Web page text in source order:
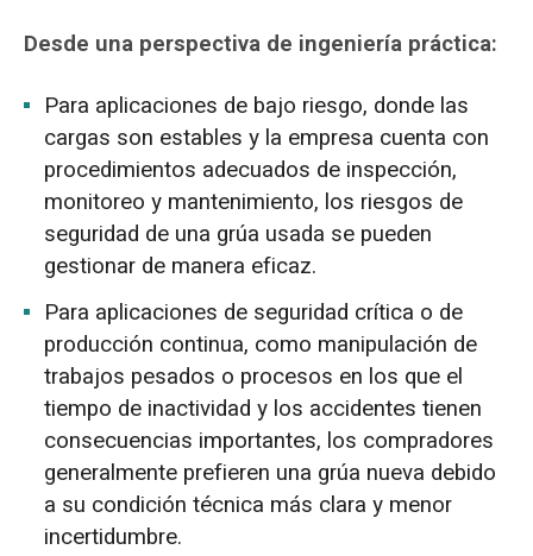
Desde una perspectiva de ingeniería práctica:
Para aplicaciones de bajo riesgo, donde las
cargas son estables y la empresa cuenta con
procedimientos adecuados de inspección,
monitoreo y mantenimiento, los riesgos de
seguridad de una grúa usada se pueden
gestionar de manera eficaz.
Para aplicaciones de seguridad crítica o de
producción continua, como manipulación de
trabajos pesados o procesos en los que el
tiempo de inactividad y los accidentes tienen
consecuencias importantes, los compradores
generalmente prefieren una grúa nueva debido
a su condición técnica más clara y menor
incertidumbre.